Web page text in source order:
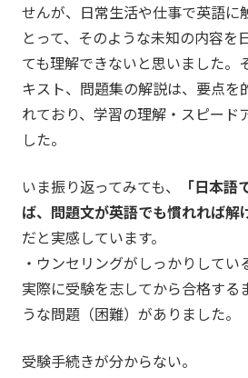
せんが、日常生活や仕事で英語に
とって、そのような未知の内容を
ても理解できないと思いました。
キスト、問題集の解説は、要点を
れており、学習の理解・スピード
した。
いま振り返ってみても、
「日本
ば、問題文が英語でも慣れれば解
だと実感しています。
・ウンセリングがしっかりしてい
実際に受験を志してから合格する
うな問題（困難）がありました。
受験手続きが分からない。